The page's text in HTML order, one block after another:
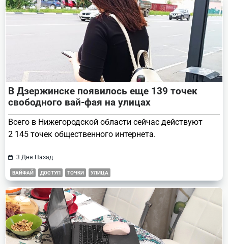
В Дзержинске появилось еще 139 точек
свободного вай-фая на улицах
Всего в Нижегородской области сейчас действуют
2 145 точек общественного интернета.
3 Дня Назад
ВАЙФАЙ ДОСТУП ТОЧКИ УЛИЦА